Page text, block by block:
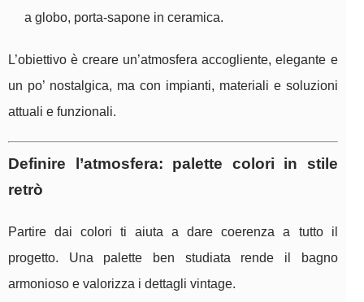
a globo, porta-sapone in ceramica.
L’obiettivo è creare un’atmosfera accogliente, elegante e
un po’ nostalgica, ma con impianti, materiali e soluzioni
attuali e funzionali.
Definire l’atmosfera: palette colori in stile
retrò
Partire dai colori ti aiuta a dare coerenza a tutto il
progetto. Una palette ben studiata rende il bagno
armonioso e valorizza i dettagli vintage.